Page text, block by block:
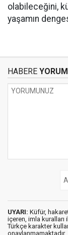
olabileceğini,
yaşamın
HABERE
UYARI: Küfür,
içeren, imla kuralları
Türkçe karakter
onaylanmamaktadır.